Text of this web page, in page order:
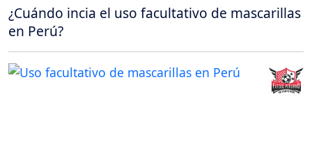
¿Cuándo incia el uso facultativo de mascarillas
en Perú?